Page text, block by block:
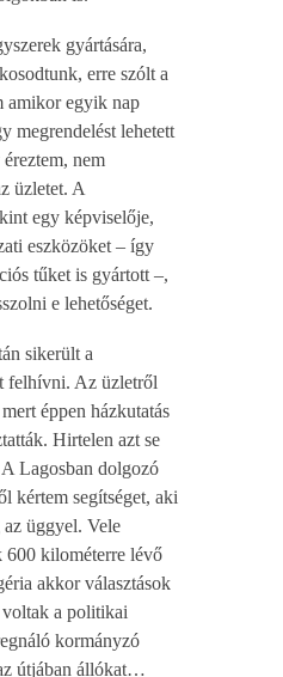
gyártására,
erre szólt a
amikor egyik nap
megrendelést lehetett
nem
üzletet. A
egy képviselője,
eszközöket – így
tűket is gyártott –,
e lehetőséget.
sikerült a
felhívni. Az üzletről
éppen házkutatás
Hirtelen azt se
Lagosban dolgozó
kértem segítséget, aki
üggyel. Vele
600 kilométerre lévő
akkor választások
a politikai
kormányzó
útjában állókat…